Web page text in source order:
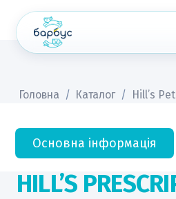
content
Головна / Каталог / Hill’s
Основна інформація
HILL’S